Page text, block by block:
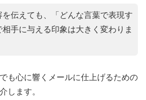
を伝えても、「どんな言葉で表現す
相手に与える印象は大きく変わりま
も心に響くメールに仕上げるための
します。